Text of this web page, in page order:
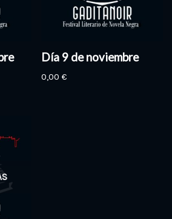
Día 9 de noviembre
0,00€